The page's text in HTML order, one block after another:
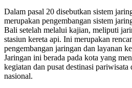
Dalam pasal 20 disebutkan sistem
merupakan pengembangan sistem
Bali setelah melalui kajian, meliputi
stasiun kereta api. Ini merupakan
pengembangan jaringan dan layanan
Jaringan ini berada pada kota yang
kegiatan dan pusat destinasi pariwisata
nasional.